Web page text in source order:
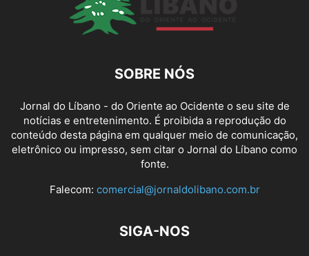
SOBRE NÓS
Jornal do Líbano - do Oriente ao Ocidente o seu site de
notícias e entretenimento. É proibida a reprodução do
conteúdo desta página em qualquer meio de comunicação,
eletrônico ou impresso, sem citar o Jornal do Líbano como
fonte.
Falecom: comercial@jornaldolibano.com.br
SIGA-NOS